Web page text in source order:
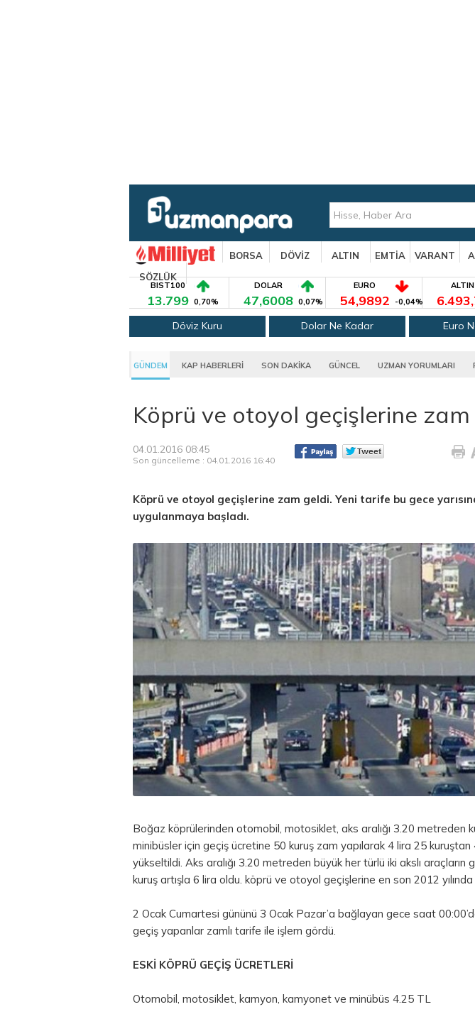
BORSA DÖVİZ ALTIN EMTİA VARANT
SÖZLÜK
BIST100
13.799 0,70%
DOLAR
47,6008 0,07%
EURO
54,9892 -0,04%
ALTIN
Döviz Kuru Dolar Ne Kadar Euro
GÜNDEM KAP HABERLERİ SON DAKİKA GÜNCEL UZMAN YORUMLARI
Köprü ve otoyol geçişlerine zam
04.01.2016 08:45
Son güncelleme : 04.01.2016 16:40
Köprü ve otoyol geçişlerine zam geldi. Yeni tarife bu gece
uygulanmaya başladı.
Boğaz köprülerinden otomobil, motosiklet, aks aralığı 3.20 metreden
minibüsler için geçiş ücretine 50 kuruş zam yapılarak 4 lira 25 kuruştan
yükseltildi. Aks aralığı 3.20 metreden büyük her türlü iki akslı araçların
kuruş artışla 6 lira oldu. köprü ve otoyol geçişlerine en son 2012 yılında
2 Ocak Cumartesi gününü 3 Ocak Pazar’a bağlayan gece saat
geçiş yapanlar zamlı tarife ile işlem gördü.
ESKİ KÖPRÜ GEÇİŞ ÜCRETLERİ
Otomobil, motosiklet, kamyon, kamyonet ve minübüs 4.25 TL